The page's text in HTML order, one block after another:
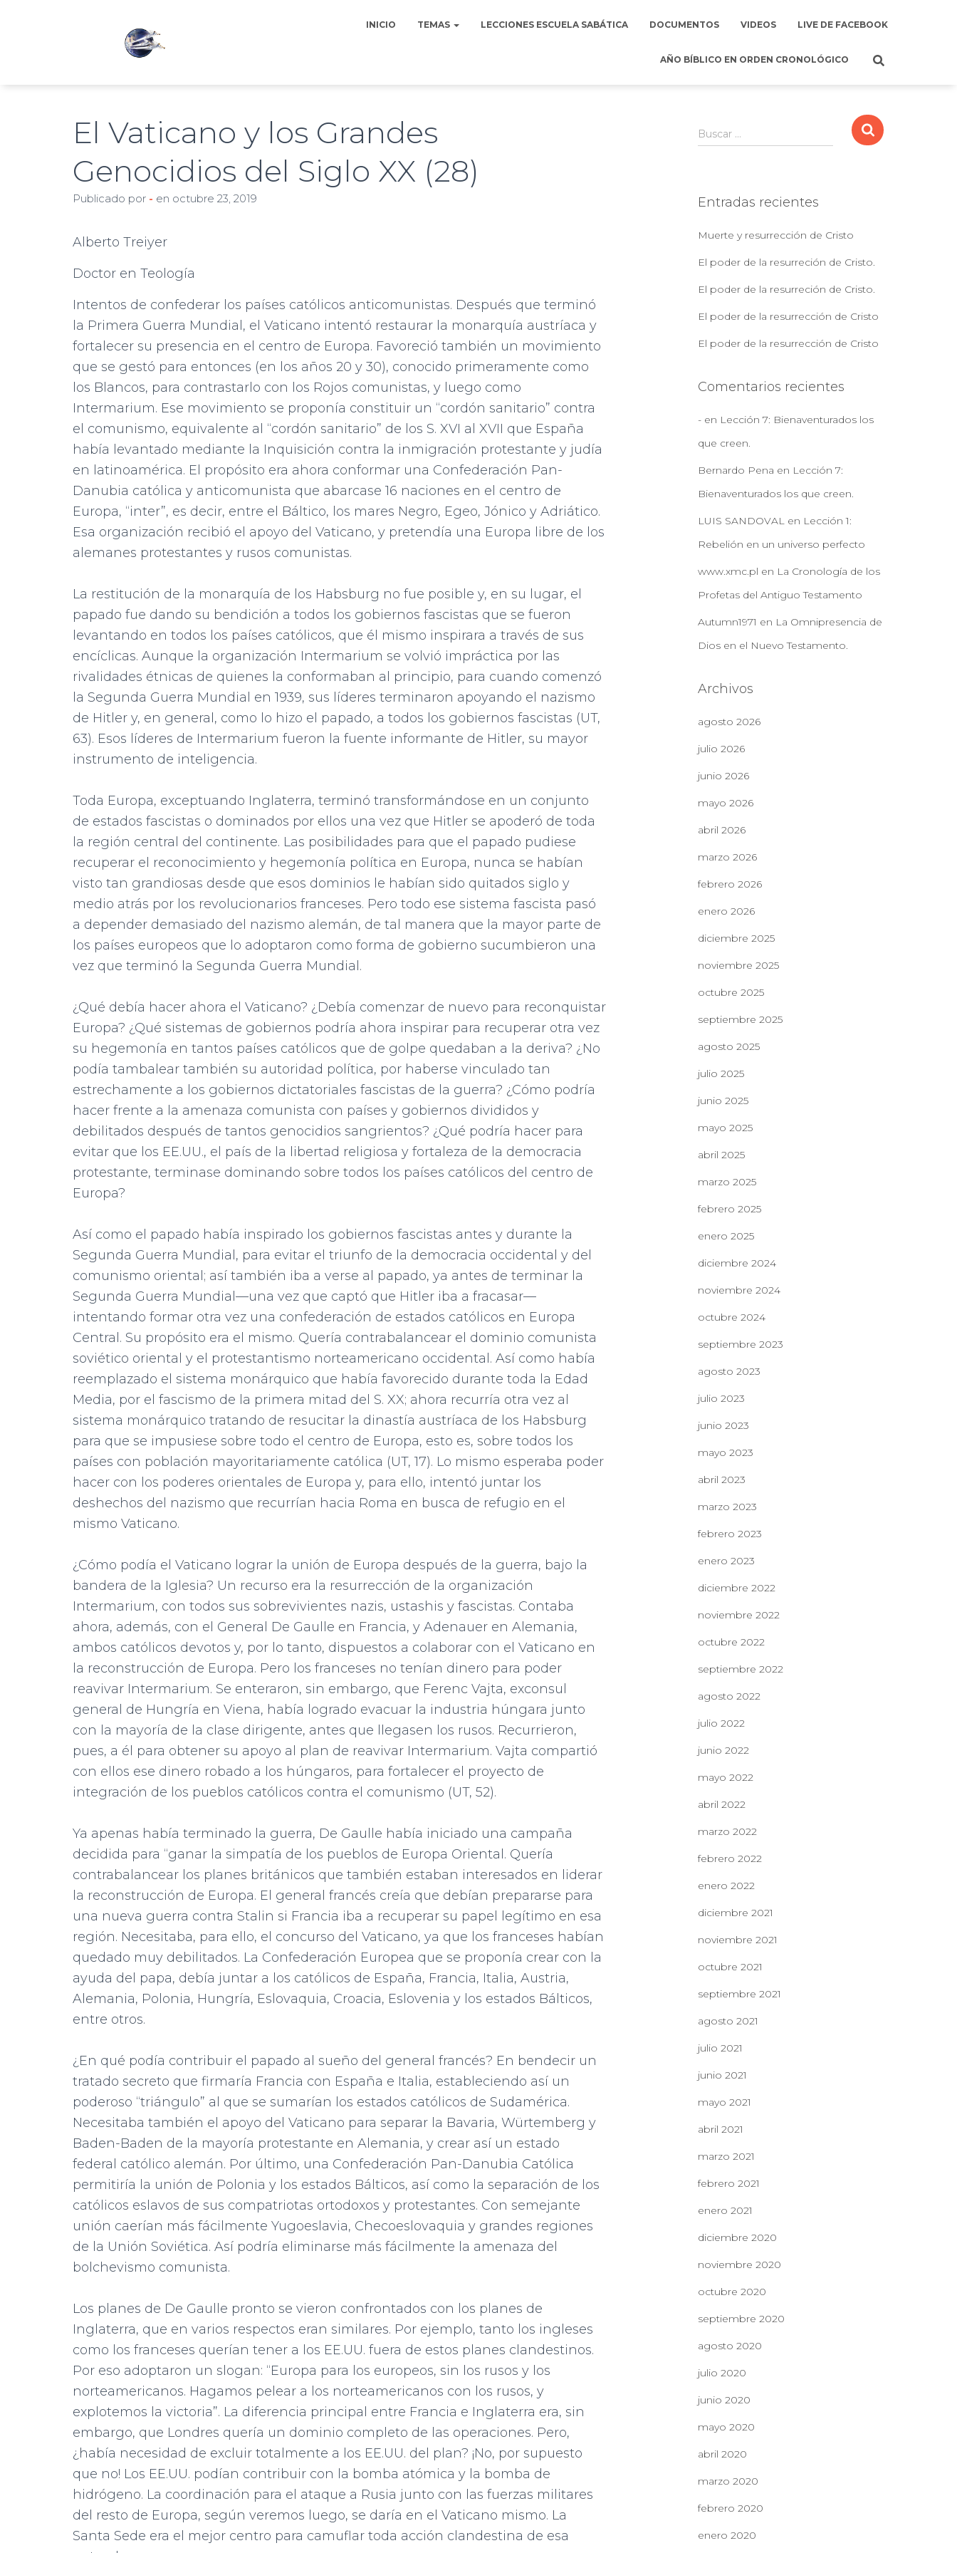
INICIO TEMAS LECCIONES ESCUELA SABÁTICA DOCUMENTOS VIDEOS LIVE DE FACEBOOK
AÑO BÍBLICO EN ORDEN CRONOLÓGICO
El Vaticano y los Grandes
Genocidios del Siglo XX (28)
Publicado por - en octubre 23, 2019
Alberto Treiyer
Doctor en Teología
Intentos de confederar los países católicos anticomunistas. Después que terminó
la Primera Guerra Mundial, el Vaticano intentó restaurar la monarquía austríaca y
fortalecer su presencia en el centro de Europa. Favoreció también un movimiento
que se gestó para entonces (en los años 20 y 30), conocido primeramente como
los Blancos, para contrastarlo con los Rojos comunistas, y luego como
Intermarium. Ese movimiento se proponía constituir un “cordón sanitario” contra
el comunismo, equivalente al “cordón sanitario” de los S. XVI al XVII que España
había levantado mediante la Inquisición contra la inmigración protestante y judía
en latinoamérica. El propósito era ahora conformar una Confederación Pan-
Danubia católica y anticomunista que abarcase 16 naciones en el centro de
Europa, “inter”, es decir, entre el Báltico, los mares Negro, Egeo, Jónico y Adriático.
Esa organización recibió el apoyo del Vaticano, y pretendía una Europa libre de los
alemanes protestantes y rusos comunistas.
La restitución de la monarquía de los Habsburg no fue posible y, en su lugar, el
papado fue dando su bendición a todos los gobiernos fascistas que se fueron
levantando en todos los países católicos, que él mismo inspirara a través de sus
encíclicas. Aunque la organización Intermarium se volvió impráctica por las
rivalidades étnicas de quienes la conformaban al principio, para cuando comenzó
la Segunda Guerra Mundial en 1939, sus líderes terminaron apoyando el nazismo
de Hitler y, en general, como lo hizo el papado, a todos los gobiernos fascistas (UT,
63). Esos líderes de Intermarium fueron la fuente informante de Hitler, su mayor
instrumento de inteligencia.
Toda Europa, exceptuando Inglaterra, terminó transformándose en un conjunto
de estados fascistas o dominados por ellos una vez que Hitler se apoderó de toda
la región central del continente. Las posibilidades para que el papado pudiese
recuperar el reconocimiento y hegemonía política en Europa, nunca se habían
visto tan grandiosas desde que esos dominios le habían sido quitados siglo y
medio atrás por los revolucionarios franceses. Pero todo ese sistema fascista pasó
a depender demasiado del nazismo alemán, de tal manera que la mayor parte de
los países europeos que lo adoptaron como forma de gobierno sucumbieron una
vez que terminó la Segunda Guerra Mundial.
¿Qué debía hacer ahora el Vaticano? ¿Debía comenzar de nuevo para reconquistar
Europa? ¿Qué sistemas de gobiernos podría ahora inspirar para recuperar otra vez
su hegemonía en tantos países católicos que de golpe quedaban a la deriva? ¿No
podía tambalear también su autoridad política, por haberse vinculado tan
estrechamente a los gobiernos dictatoriales fascistas de la guerra? ¿Cómo podría
hacer frente a la amenaza comunista con países y gobiernos divididos y
debilitados después de tantos genocidios sangrientos? ¿Qué podría hacer para
evitar que los EE.UU., el país de la libertad religiosa y fortaleza de la democracia
protestante, terminase dominando sobre todos los países católicos del centro de
Europa?
Así como el papado había inspirado los gobiernos fascistas antes y durante la
Segunda Guerra Mundial, para evitar el triunfo de la democracia occidental y del
comunismo oriental; así también iba a verse al papado, ya antes de terminar la
Segunda Guerra Mundial—una vez que captó que Hitler iba a fracasar—
intentando formar otra vez una confederación de estados católicos en Europa
Central. Su propósito era el mismo. Quería contrabalancear el dominio comunista
soviético oriental y el protestantismo norteamericano occidental. Así como había
reemplazado el sistema monárquico que había favorecido durante toda la Edad
Media, por el fascismo de la primera mitad del S. XX; ahora recurría otra vez al
sistema monárquico tratando de resucitar la dinastía austríaca de los Habsburg
para que se impusiese sobre todo el centro de Europa, esto es, sobre todos los
países con población mayoritariamente católica (UT, 17). Lo mismo esperaba poder
hacer con los poderes orientales de Europa y, para ello, intentó juntar los
deshechos del nazismo que recurrían hacia Roma en busca de refugio en el
mismo Vaticano.
¿Cómo podía el Vaticano lograr la unión de Europa después de la guerra, bajo la
bandera de la Iglesia? Un recurso era la resurrección de la organización
Intermarium, con todos sus sobrevivientes nazis, ustashis y fascistas. Contaba
ahora, además, con el General De Gaulle en Francia, y Adenauer en Alemania,
ambos católicos devotos y, por lo tanto, dispuestos a colaborar con el Vaticano en
la reconstrucción de Europa. Pero los franceses no tenían dinero para poder
reavivar Intermarium. Se enteraron, sin embargo, que Ferenc Vajta, exconsul
general de Hungría en Viena, había logrado evacuar la industria húngara junto
con la mayoría de la clase dirigente, antes que llegasen los rusos. Recurrieron,
pues, a él para obtener su apoyo al plan de reavivar Intermarium. Vajta compartió
con ellos ese dinero robado a los húngaros, para fortalecer el proyecto de
integración de los pueblos católicos contra el comunismo (UT, 52).
Ya apenas había terminado la guerra, De Gaulle había iniciado una campaña
decidida para “ganar la simpatía de los pueblos de Europa Oriental. Quería
contrabalancear los planes británicos que también estaban interesados en liderar
la reconstrucción de Europa. El general francés creía que debían prepararse para
una nueva guerra contra Stalin si Francia iba a recuperar su papel legítimo en esa
región. Necesitaba, para ello, el concurso del Vaticano, ya que los franceses habían
quedado muy debilitados. La Confederación Europea que se proponía crear con la
ayuda del papa, debía juntar a los católicos de España, Francia, Italia, Austria,
Alemania, Polonia, Hungría, Eslovaquia, Croacia, Eslovenia y los estados Bálticos,
entre otros.
¿En qué podía contribuir el papado al sueño del general francés? En bendecir un
tratado secreto que firmaría Francia con España e Italia, estableciendo así un
poderoso “triángulo” al que se sumarían los estados católicos de Sudamérica.
Necesitaba también el apoyo del Vaticano para separar la Bavaria, Würtemberg y
Baden-Baden de la mayoría protestante en Alemania, y crear así un estado
federal católico alemán. Por último, una Confederación Pan-Danubia Católica
permitiría la unión de Polonia y los estados Bálticos, así como la separación de los
católicos eslavos de sus compatriotas ortodoxos y protestantes. Con semejante
unión caerían más fácilmente Yugoeslavia, Checoeslovaquia y grandes regiones
de la Unión Soviética. Así podría eliminarse más fácilmente la amenaza del
bolchevismo comunista.
Los planes de De Gaulle pronto se vieron confrontados con los planes de
Inglaterra, que en varios respectos eran similares. Por ejemplo, tanto los ingleses
como los franceses querían tener a los EE.UU. fuera de estos planes clandestinos.
Por eso adoptaron un slogan: “Europa para los europeos, sin los rusos y los
norteamericanos. Hagamos pelear a los norteamericanos con los rusos, y
explotemos la victoria”. La diferencia principal entre Francia e Inglaterra era, sin
embargo, que Londres quería un dominio completo de las operaciones. Pero,
¿había necesidad de excluir totalmente a los EE.UU. del plan? ¡No, por supuesto
que no! Los EE.UU. podían contribuir con la bomba atómica y la bomba de
hidrógeno. La coordinación para el ataque a Rusia junto con las fuerzas militares
del resto de Europa, según veremos luego, se daría en el Vaticano mismo. La
Santa Sede era el mejor centro para camuflar toda acción clandestina de esa
B
u
r
Buscar …
Entradas recientes
Muerte y resurrección de Cristo
El poder de la resurreción de Cristo.
El poder de la resurreción de Cristo.
El poder de la resurrección de Cristo
El poder de la resurrección de Cristo
Comentarios recientes
-en Lección 7: Bienaventurados los
que creen.
Bernardo Pena en Lección 7:
Bienaventurados los que creen.
LUIS SANDOVALen Lección 1:
Rebelión en un universo perfecto
www.xmc.pl en La Cronología de los
Profetas del Antiguo Testamento
Autumn1971 en La Omnipresencia de
Dios en el Nuevo Testamento.
Archivos
agosto 2026
julio 2026
junio 2026
mayo 2026
abril 2026
marzo 2026
febrero 2026
enero 2026
diciembre 2025
noviembre 2025
octubre 2025
septiembre 2025
agosto 2025
julio 2025
junio 2025
mayo 2025
abril 2025
marzo 2025
febrero 2025
enero 2025
diciembre 2024
noviembre 2024
octubre 2024
septiembre 2023
agosto 2023
julio 2023
junio 2023
mayo 2023
abril 2023
marzo 2023
febrero 2023
enero 2023
diciembre 2022
noviembre 2022
octubre 2022
septiembre 2022
agosto 2022
julio 2022
junio 2022
mayo 2022
abril 2022
marzo 2022
febrero 2022
enero 2022
diciembre 2021
noviembre 2021
octubre 2021
septiembre 2021
agosto 2021
julio 2021
junio 2021
mayo 2021
abril 2021
marzo 2021
febrero 2021
enero 2021
diciembre 2020
noviembre 2020
octubre 2020
septiembre 2020
agosto 2020
julio 2020
junio 2020
mayo 2020
abril 2020
marzo 2020
febrero 2020
enero 2020